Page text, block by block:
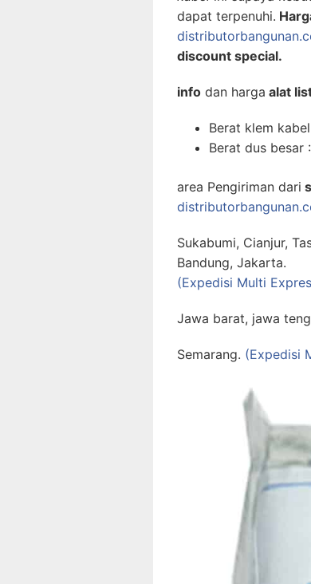
dapat terpenuhi.
discount special.
info dan harga alat
Berat klem
Berat dus besar
area Pengiriman dari
Sukabumi, Cianjur,
Bandung, Jakarta.
(Expedisi Multi
Jawa barat, jawa
Semarang. (Expedisi